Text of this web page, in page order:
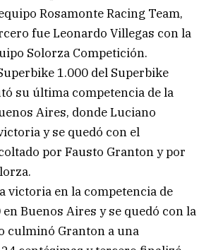
Rosamonte Racing Team,
fue Leonardo Villegas con la
Solorza Competición.
1.000 del Superbike
su última competencia de la
Aires, donde Luciano
y se quedó con el
por Fausto Granton y por
victoria en la competencia de
Buenos Aires y se quedó con la
culminó Granton a una